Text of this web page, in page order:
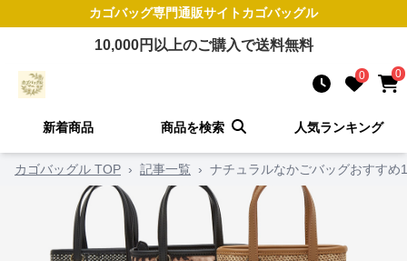
カゴバッグ専門通販サイトカゴバッグル
10,000円以上のご購入で送料無料
0 0
新着商品 商品を検索 人気ランキング
カゴバッグル TOP › 記事一覧 › ナチュラルなかごバッグおすす